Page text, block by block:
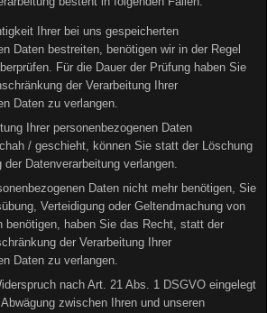
Ihrer bei uns gespeicherten
Daten bestreiten, benötigen wir in der Regel
Für die Dauer der Prüfung haben Sie
der Verarbeitung Ihrer
Daten zu verlangen.
Ihrer personenbezogenen Daten
/ geschieht, können Sie statt der Löschung
Datenverarbeitung verlangen.
Daten nicht mehr benötigen, Sie
Verteidigung oder Geltendmachung von
benötigen, haben Sie das Recht, statt der
der Verarbeitung Ihrer
Daten zu verlangen.
nach Art. 21 Abs. 1 DSGVO eingelegt
zwischen Ihren und unseren